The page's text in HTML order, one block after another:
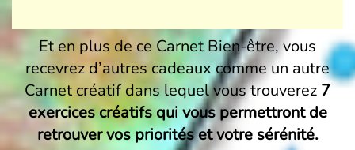
Et en plus de ce Carnet Bien-être, vous
recevrez d’autres cadeaux comme un autre
Carnet créatif dans lequel vous trouverez 7
exercices créatifs qui vous permettront de
retrouver vos priorités et votre sérénité.